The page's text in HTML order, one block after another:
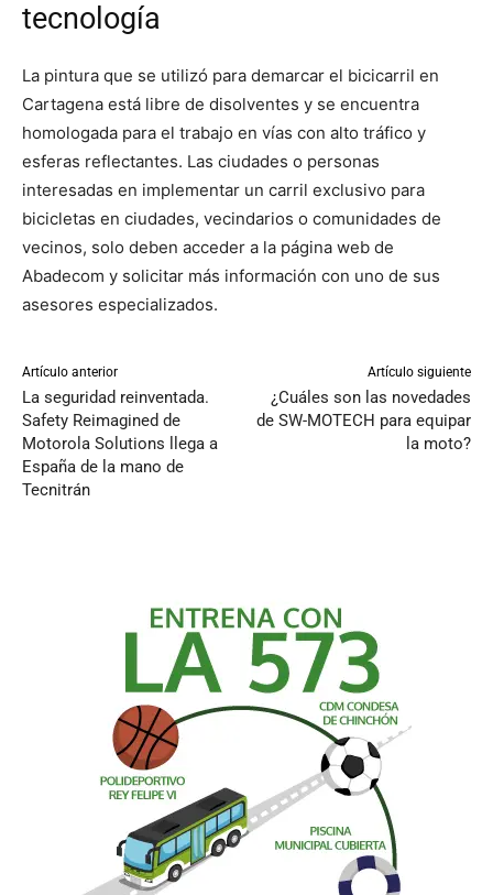
tecnología
La pintura que se utilizó para demarcar el bicicarril en
Cartagena está libre de disolventes y se encuentra
homologada para el trabajo en vías con alto tráfico y
esferas reflectantes. Las ciudades o personas
interesadas en implementar un carril exclusivo para
bicicletas en ciudades, vecindarios o comunidades de
vecinos, solo deben acceder a la página web de
Abadecom y solicitar más información con uno de sus
asesores especializados.
Artículo anterior
La seguridad reinventada.
Safety Reimagined de
Motorola Solutions llega a
España de la mano de
Tecnitrán
Artículo siguiente
¿Cuáles son las novedades
de SW-MOTECH para equipar
la moto?